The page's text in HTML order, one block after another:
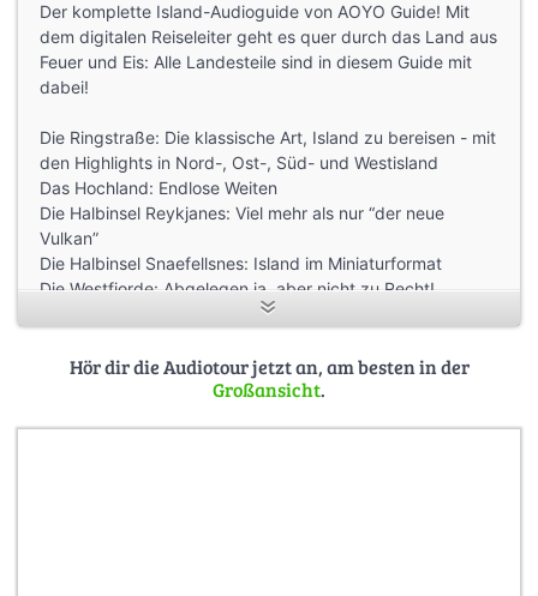
Der komplette Island-Audioguide von AOYO Guide! Mit
dem digitalen Reiseleiter geht es quer durch das Land aus
Feuer und Eis: Alle Landesteile sind in diesem Guide mit
dabei!
Die Ringstraße: Die klassische Art, Island zu bereisen - mit
den Highlights in Nord-, Ost-, Süd- und Westisland
Das Hochland: Endlose Weiten
Die Halbinsel Reykjanes: Viel mehr als nur “der neue
Vulkan”
Die Halbinsel Snaefellsnes: Island im Miniaturformat
Die Westfjorde: Abgelegen ja, aber nicht zu Recht!
Die Westmänner-Inseln: Das Pompeii des Nordens
Alle Inhalte sind urheberrechtlich geschützt. ©AOYO-
Hör dir die Audiotour jetzt an, am besten in der
Großansicht.